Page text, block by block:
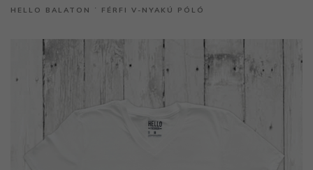
HELLO BALATON ˙ FÉRFI V-NYAKÚ PÓLÓ